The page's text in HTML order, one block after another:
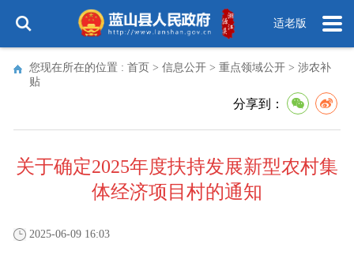
适老版
您现在所在的位置 : 首页 > 信息公开 > 重点领域公开 > 涉农补
贴
分享到：
关于确定2025年度扶持发展新型农村集
体经济项目村的通知
2025-06-09 16:03